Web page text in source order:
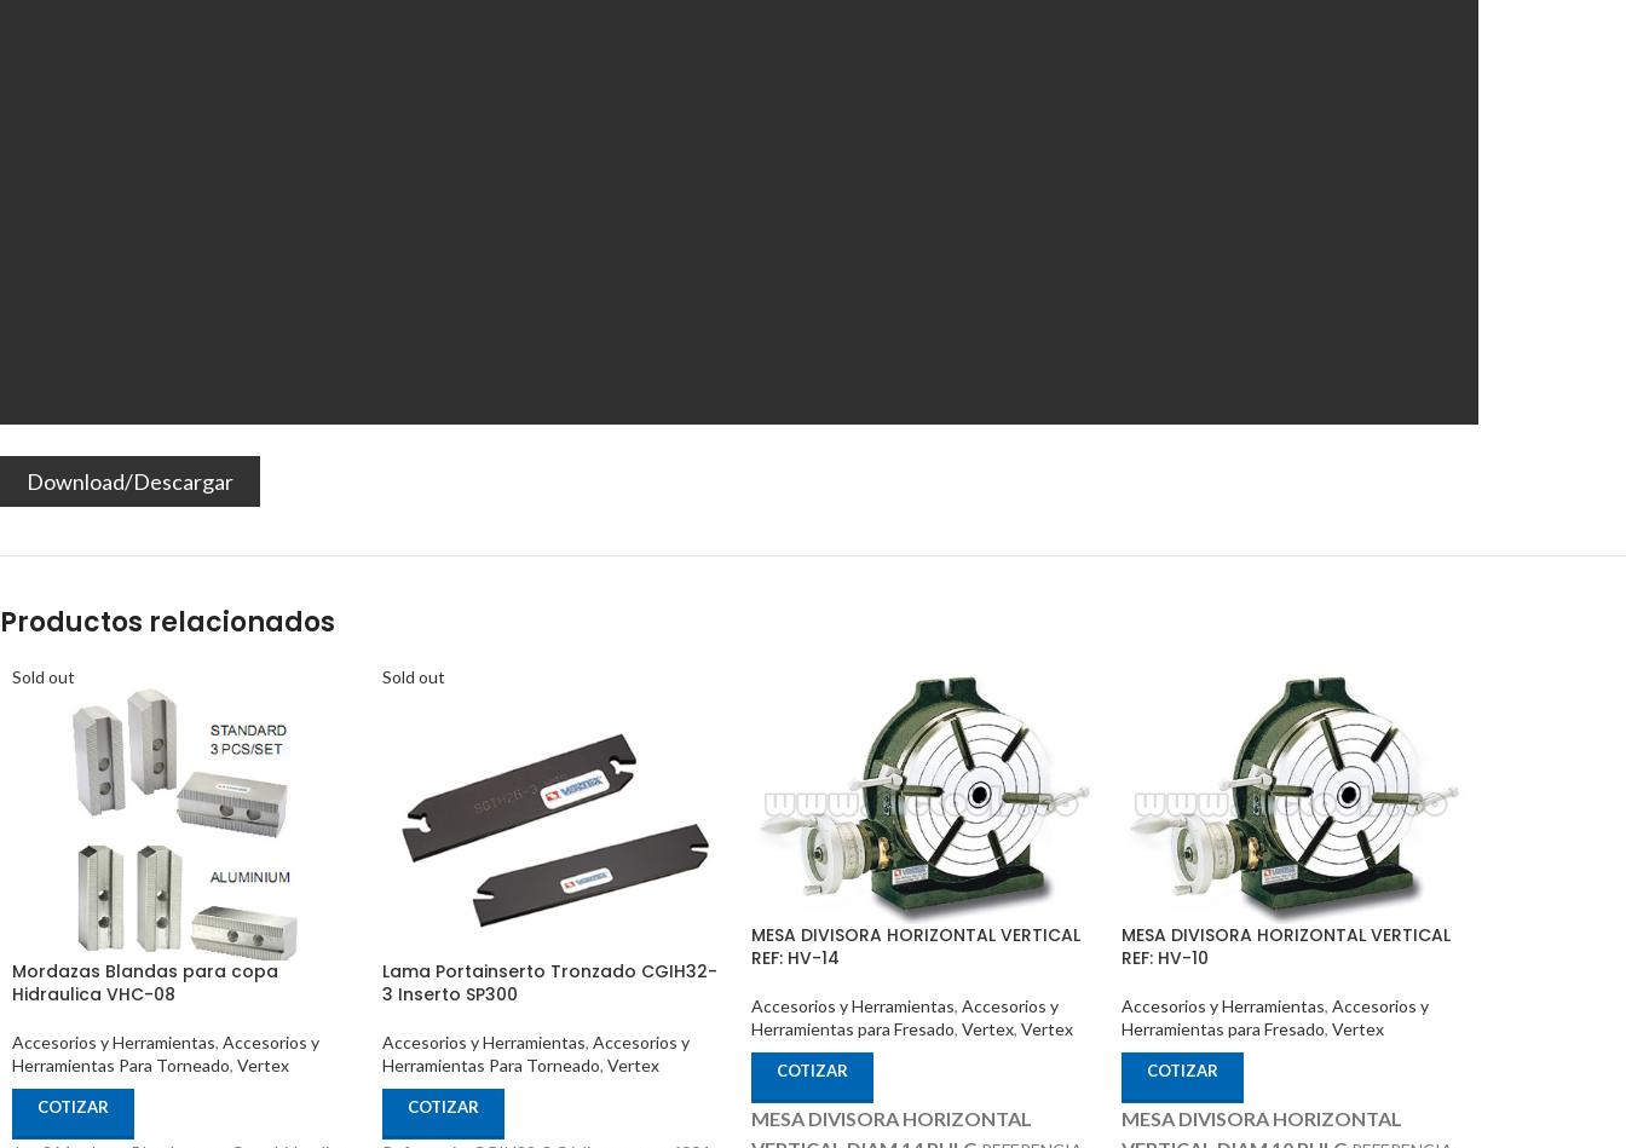
Download/Descargar
Productos relacionados
Sold out
Mordazas Blandas para copa
Hidraulica VHC-08
Accesorios y Herramientas, Accesorios y
Herramientas Para Torneado, Vertex
COTIZAR
Sold out
Lama Portainserto Tronzado CGIH32-
3 Inserto SP300
Accesorios y Herramientas, Accesorios y
Herramientas Para Torneado, Vertex
COTIZAR
MESA DIVISORA HORIZONTAL VERTICAL
REF: HV-14
Accesorios y Herramientas, Accesorios y
Herramientas para Fresado, Vertex, Vertex
COTIZAR
MESA DIVISORA HORIZONTAL
MESA DIVISORA HORIZONTAL VERTICAL
REF: HV-10
Accesorios y Herramientas, Accesorios y
Herramientas para Fresado, Vertex
COTIZAR
MESA DIVISORA HORIZONTAL